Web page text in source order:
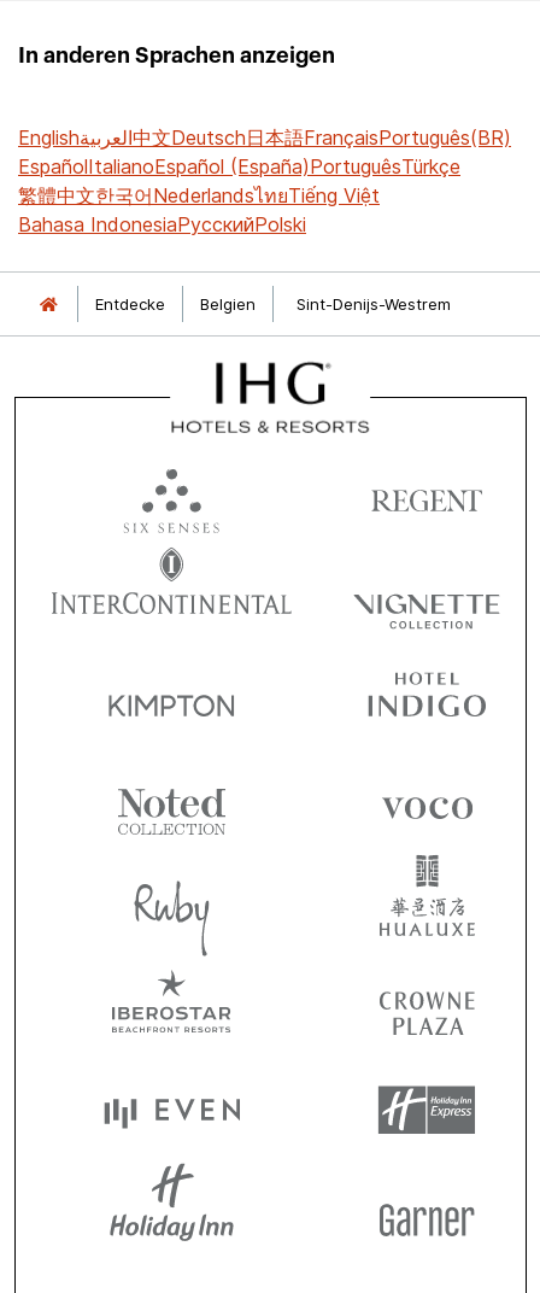
In anderen Sprachen anzeigen
Englishالعربية中文Deutsch日本語FrançaisPortuguês(BR)
EspañolItalianoEspañol (España)PortuguêsTürkçe
繁體中文한국어NederlandsไทยTiếng Việt
Bahasa IndonesiaРусскийPolski
Entdecke Belgien Sint-Denijs-Westrem